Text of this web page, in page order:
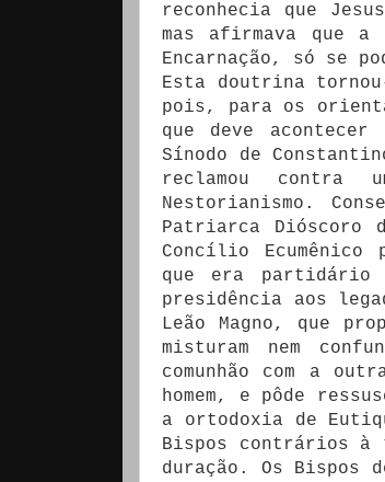
reconhecia que
mas afirmava que
Encarnação, só se
Esta doutrina
pois, para os
que deve
Sínodo de
reclamou contra
Nestorianismo.
Patriarca Dióscoro
Concílio Ecumênico
que era partidário
presidência aos
Leão Magno, que
misturam nem
comunhão com a
homem, e pôde
a ortodoxia de
Bispos contrários à
duração. Os Bispos